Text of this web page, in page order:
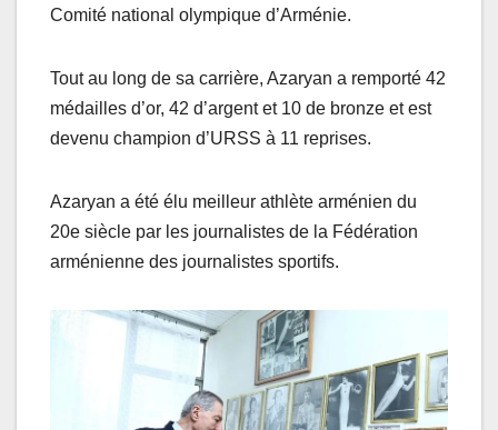
Comité national olympique d’Arménie.
Tout au long de sa carrière, Azaryan a remporté 42
médailles d’or, 42 d’argent et 10 de bronze et est
devenu champion d’URSS à 11 reprises.
Azaryan a été élu meilleur athlète arménien du
20e siècle par les journalistes de la Fédération
arménienne des journalistes sportifs.